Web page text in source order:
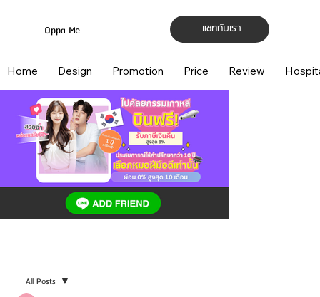
แชทกับเรา
Oppa Me
Home Design Promotion Price Review
All Posts